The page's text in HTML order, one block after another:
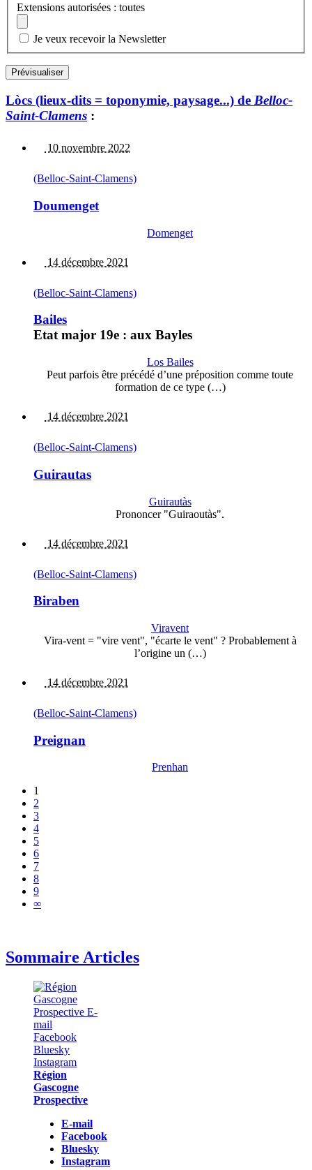
Extensions autorisées : toutes
Je veux recevoir la Newsletter
Lòcs (lieux-dits = toponymie, paysage...) de Belloc-
Saint-Clamens :
10 novembre 2022
(Belloc-Saint-Clamens)
Doumenget
Domenget
14 décembre 2021
(Belloc-Saint-Clamens)
Bailes
Etat major 19e : aux Bayles
Los Bailes
Peut parfois être précédé d’une préposition comme toute
formation de ce type (…)
14 décembre 2021
(Belloc-Saint-Clamens)
Guirautas
Guirautàs
Prononcer "Guiraoutàs".
14 décembre 2021
(Belloc-Saint-Clamens)
Biraben
Viravent
Vira-vent = "vire vent", "écarte le vent" ? Probablement à
l’origine un (…)
14 décembre 2021
(Belloc-Saint-Clamens)
Preignan
Prenhan
1
2
3
4
5
6
7
8
9
∞
Sommaire Articles
Région
Gascogne
Prospective
E-mail
Facebook
Bluesky
Instagram